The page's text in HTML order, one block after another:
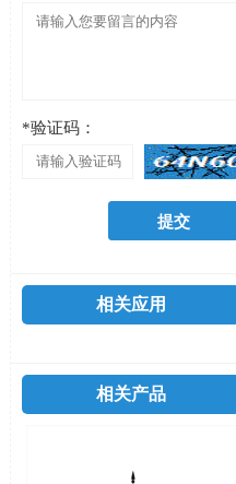
*验证码：
相关应用
相关产品